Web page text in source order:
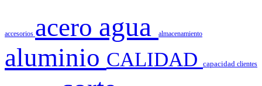
accesorios acero agua almacenamiento
aluminio CALIDAD capacidad clientes